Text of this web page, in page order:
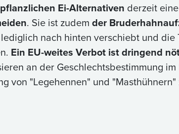
Ei-Alternativen derzeit
. Sie ist zudem der
nach hinten verschiebt und die
Ein EU-weites Verbot ist dringend
an der Geschlechtsbestimmung
von "Legehennen" und